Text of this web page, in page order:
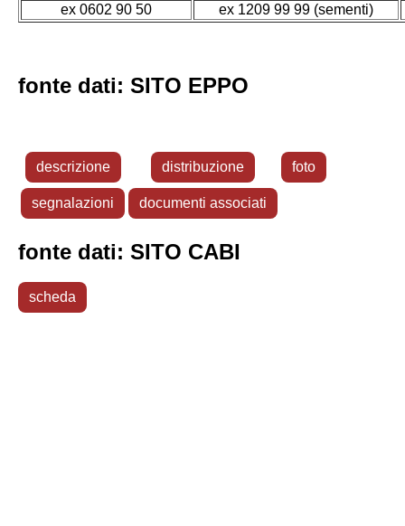
ex 0602 90 50
ex 1209 99 99 (sementi)
fonte dati: SITO EPPO
descrizione distribuzione foto
segnalazioni documenti associati
fonte dati: SITO CABI
scheda